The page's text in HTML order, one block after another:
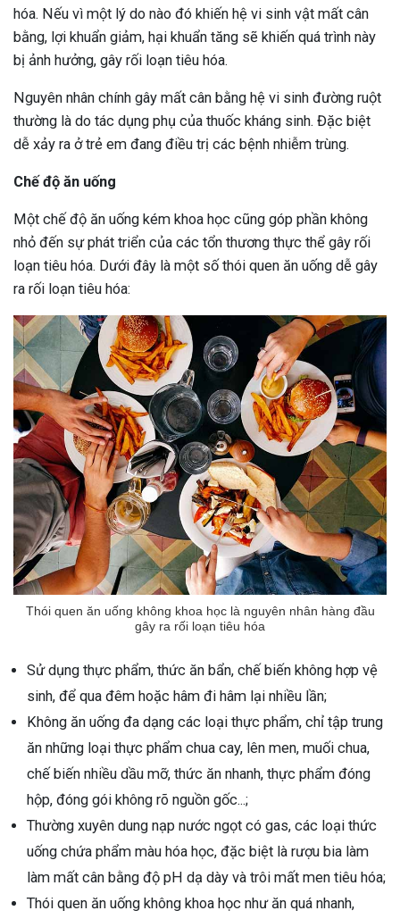
hóa. Nếu vì một lý do nào đó khiến hệ vi sinh vật mất cân
bằng, lợi khuẩn giảm, hại khuẩn tăng sẽ khiến quá trình này
bị ảnh hưởng, gây rối loạn tiêu hóa.
Nguyên nhân chính gây mất cân bằng hệ vi sinh đường ruột
thường là do tác dụng phụ của thuốc kháng sinh. Đặc biệt
dễ xảy ra ở trẻ em đang điều trị các bệnh nhiễm trùng.
Chế độ ăn uống
Một chế độ ăn uống kém khoa học cũng góp phần không
nhỏ đến sự phát triển của các tổn thương thực thể gây rối
loạn tiêu hóa. Dưới đây là một số thói quen ăn uống dễ gây
ra rối loạn tiêu hóa:
Thói quen ăn uống không khoa học là nguyên nhân hàng đầu
gây ra rối loạn tiêu hóa
Sử dụng thực phẩm, thức ăn bẩn, chế biến không hợp vệ
sinh, để qua đêm hoặc hâm đi hâm lại nhiều lần;
Không ăn uống đa dạng các loại thực phẩm, chỉ tập trung
ăn những loại thực phẩm chua cay, lên men, muối chua,
chế biến nhiều dầu mỡ, thức ăn nhanh, thực phẩm đóng
hộp, đóng gói không rõ nguồn gốc...;
Thường xuyên dung nạp nước ngọt có gas, các loại thức
uống chứa phẩm màu hóa học, đặc biệt là rượu bia làm
làm mất cân bằng độ pH dạ dày và trôi mất men tiêu hóa;
Thói quen ăn uống không khoa học như ăn quá nhanh,